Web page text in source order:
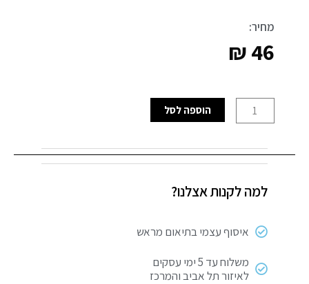
מחיר:
₪46
של
אבני
להשחזה
יחידות
הוספה לסל
למה לקנות אצלנו?
איסוף עצמי בתיאום מראש
משלוח עד 5 ימי עסקים
לאיזור תל אביב והמרכז